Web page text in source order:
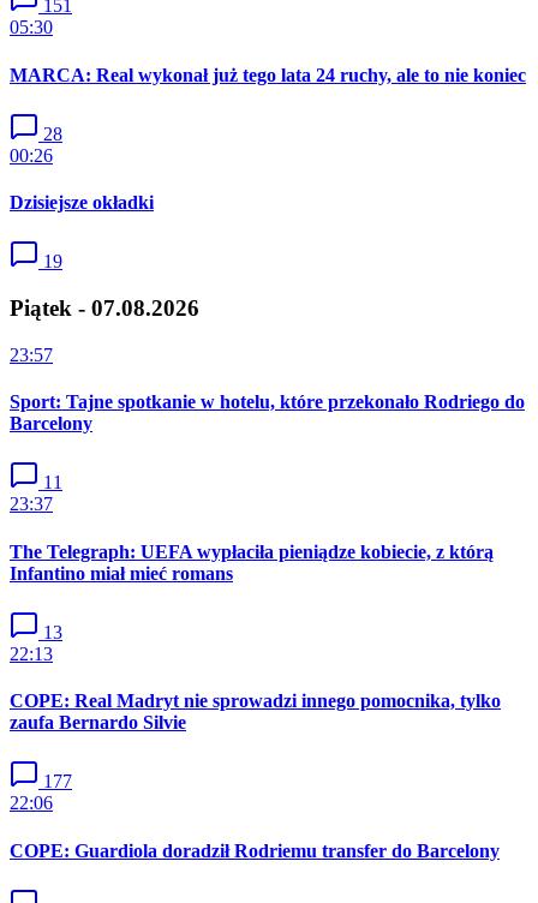
151
05:30
MARCA: Real wykonał już tego lata 24 ruchy, ale to nie koniec
28
00:26
Dzisiejsze okładki
19
Piątek - 07.08.2026
23:57
Sport: Tajne spotkanie w hotelu, które przekonało Rodriego do
Barcelony
11
23:37
The Telegraph: UEFA wypłaciła pieniądze kobiecie, z którą
Infantino miał mieć romans
13
22:13
COPE: Real Madryt nie sprowadzi innego pomocnika, tylko
zaufa Bernardo Silvie
177
22:06
COPE: Guardiola doradził Rodriemu transfer do Barcelony